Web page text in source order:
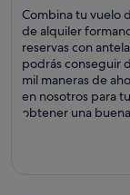
Combina tu vuelo
de alquiler
reservas con
podrás conseguir
mil maneras de
en nosotros para
obtener una